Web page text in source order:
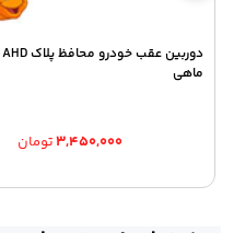
ماهی
۳,۴۵۰,۰۰۰تومان